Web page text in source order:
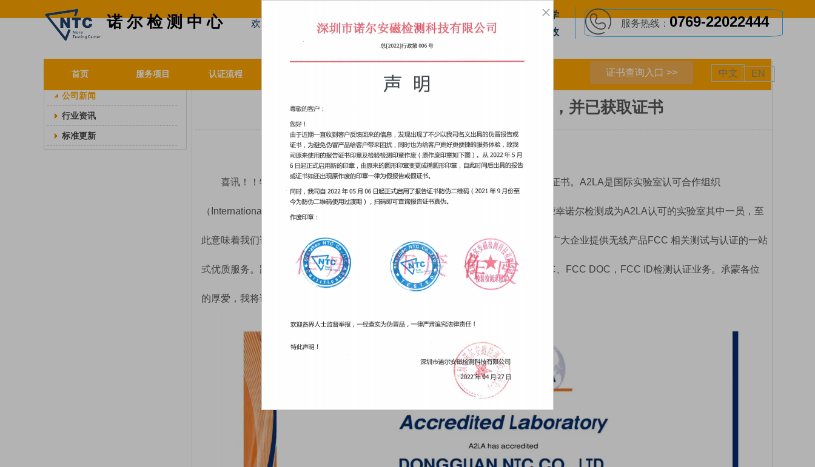
公正 科学
规范 高效
证书查询入口 >> 中文 EN
服务热线： 0769-22022444
欢迎访问诺尔检测中心官网！
诺 尔 检 测 中 心
×
首页 服务项目 认证流程 留言与评价 新闻资讯
新闻资讯
公司新闻
行业资讯
标准更新
Details
特大喜讯！诺尔检测通过A2LA审核，并已获取证书
Time：2017-11-14
喜讯！！特大喜讯！！2017年11月01日，诺尔检测通过A2LA审核，并已获取证书。A2LA是国际实验室认可合作组织
（International Laboratory Accreditation Cooperation）简称ILAC的成员之一，很荣幸诺尔检测成为A2LA认可的实验室其中一员，至
此意味着我们诺尔检测中心实力的展现与精准的技术。诺尔检测可以一如既往的为广大企业提供无线产品FCC 相关测试与认证的一站
式优质服务。跟随法规的变动，我们也力求完善到更好。我司已全面开展FCC VOC、FCC DOC，FCC ID检测认证业务。承蒙各位
的厚爱，我将诚挚的继续为我尊敬的每一位客户服务。